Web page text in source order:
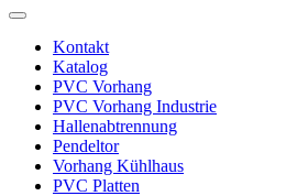
Kontakt
Katalog
PVC Vorhang
PVC Vorhang Industrie
Hallenabtrennung
Pendeltor
Vorhang Kühlhaus
PVC Platten